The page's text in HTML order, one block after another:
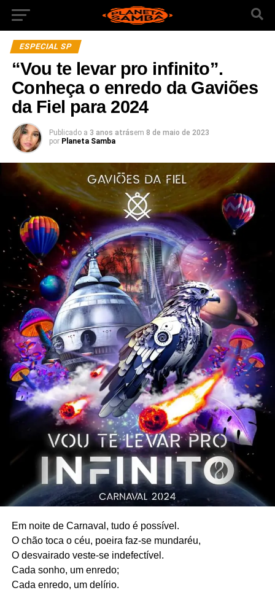
ESPECIAL SP
“Vou te levar pro infinito”.
Conheça o enredo da Gaviões
da Fiel para 2024
Publicado a 3 anos atrásem 8 de maio de 2023
por Planeta Samba
Em noite de Carnaval, tudo é possível.
O chão toca o céu, poeira faz-se mundaréu,
O desvairado veste-se indefectível.
Cada sonho, um enredo;
Cada enredo, um delírio.